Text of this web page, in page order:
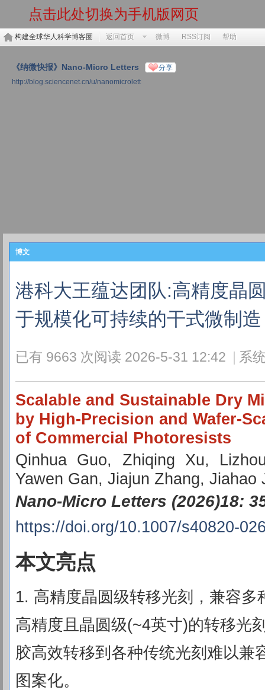
点击此处切换为手机版网页
构建全球华人科学博客圈 返回首页 微博 RSS订阅 帮助
《纳微快报》Nano-Micro Letters 分享
http://blog.sciencenet.cn/u/nanomicrolett
博文
港科大王蕴达团队:高精度晶
于规模化可持续的干式微制
已有 9663 次阅读 2026-5-31 12:42 系
Scalable and Sustainable Dry
by High-Precision and Wafer-
of Commercial Photoresists
Qinhua Guo, Zhiqing Xu,
Yawen Gan, Jiajun Zhang, Jiahao
Nano-Micro Letters (2026)18:
https://doi.org/10.1007/s40820-
本文亮点
1. 高精度晶圆级转移光刻，兼容
高精度且晶圆级(~4英寸)的转移光
胶高效转移到各种传统光刻难以兼
图案化。